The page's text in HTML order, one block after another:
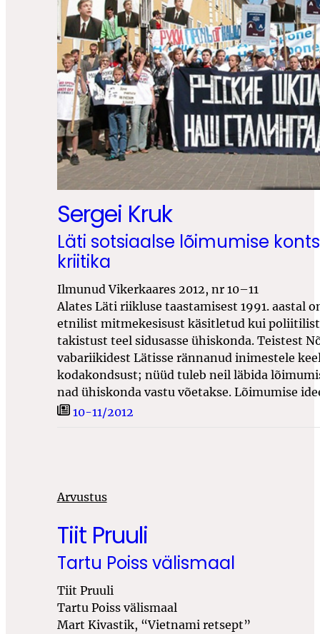
Sergei Kruk
Läti sotsiaalse lõimumise
kriitika
Ilmunud Vikerkaares 2012, nr 10–11
Alates Läti riikluse taastamisest 1991. aastal
etnilist mitmekesisust käsitletud kui
takistust teel sidusasse ühiskonda. Teistest
vabariikidest Lätisse rännanud inimestele
kodakondsust; nüüd tuleb neil läbida
nad ühiskonda vastu võetakse. Lõimumise
10-11/2012
Arvustus
Tiit Pruuli
Tartu Poiss välismaal
Tiit Pruuli
Tartu Poiss välismaal
Mart Kivastik, “Vietnami retsept”